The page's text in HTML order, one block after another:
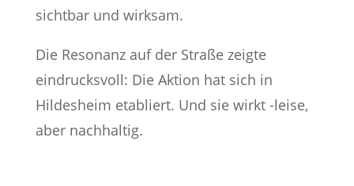
sichtbar und wirksam.
Die Resonanz auf der Straße zeigte
eindrucksvoll: Die Aktion hat sich in
Hildesheim etabliert. Und sie wirkt -leise,
aber nachhaltig.